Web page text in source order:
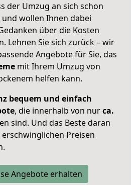
der Umzug an sich schon
wollen Ihnen dabei
über die Kosten
Lehnen Sie sich zurück – wir
Angebote für Sie, das
mit Ihrem Umzug von
helfen kann.
bequem und einfach
, die innerhalb von nurca.
sind. Und das Beste daran
erschwinglichen Preisen
Angebote erhalten